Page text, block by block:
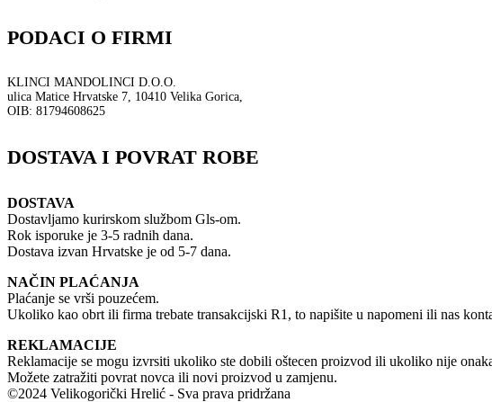
PODACI O FIRMI
KLINCI MANDOLINCI D.O.O.
ulica Matice Hrvatske 7, 10410 Velika Gorica,
OIB: 81794608625
DOSTAVA I POVRAT ROBE
DOSTAVA
Dostavljamo kurirskom službom Gls-om.
Rok isporuke je 3-5 radnih dana.
Dostava izvan Hrvatske je od 5-7 dana.
NAČIN PLAĆANJA
Plaćanje se vrši pouzećem.
Ukoliko kao obrt ili firma trebate transakcijski R1, to napišite u napomeni ili nas
REKLAMACIJE
Reklamacije se mogu izvrsiti ukoliko ste dobili oštecen proizvod ili ukoliko nije
Možete zatražiti povrat novca ili novi proizvod u zamjenu.
©2024 Velikogorički Hrelić - Sva prava pridržana